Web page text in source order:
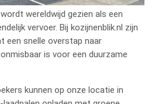
wereldwijd gezien als een
vervoer. Bij kozijnenblik.nl zijn
een snelle overstap naar
is voor een duurzame
kunnen op onze locatie in